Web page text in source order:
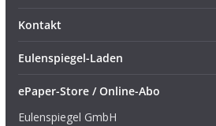
Kontakt
Eulenspiegel-Laden
ePaper-Store / Online-Abo
Eulenspiegel GmbH